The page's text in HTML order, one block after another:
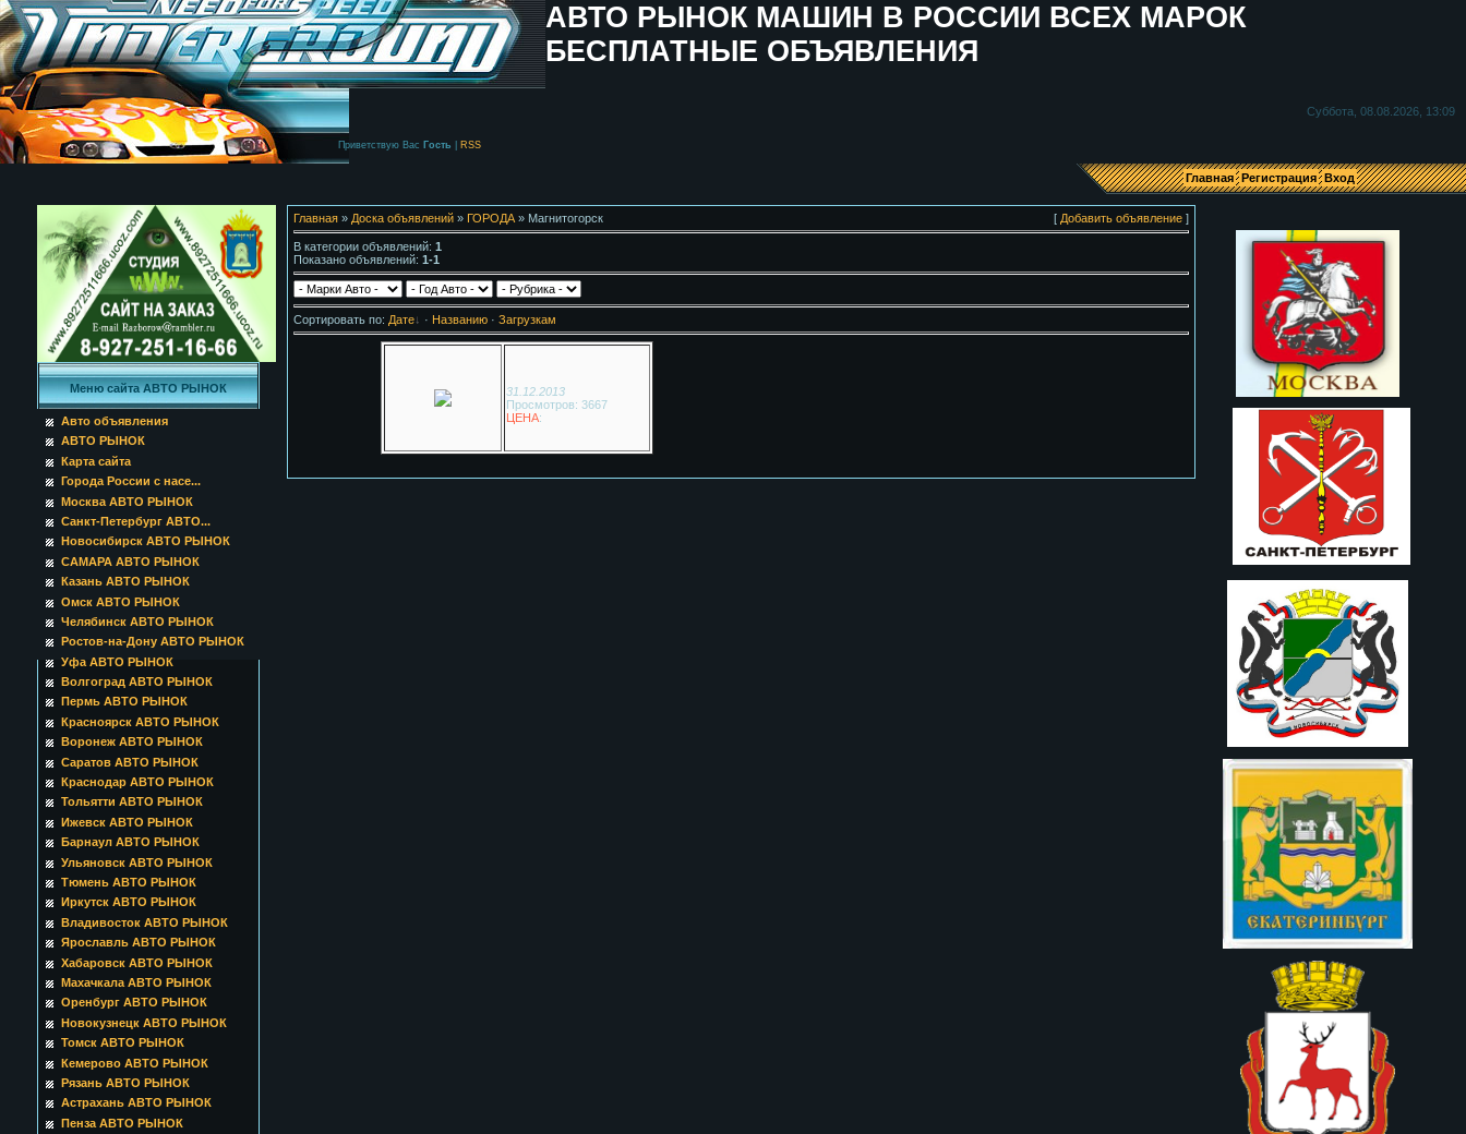
АВТО РЫНОК МАШИН В РОССИИ ВСЕХ МАРОК
БЕСПЛАТНЫЕ ОБЪЯВЛЕНИЯ
Суббота, 08.08.2026, 13:09
Приветствую Вас Гость RSS
Главная Регистрация Вход
Меню сайта АВТО РЫНОК
Авто объявления
АВТО РЫНОК
Карта сайта
Города России с насе...
Москва АВТО РЫНОК
Санкт-Петербург АВТО...
Новосибирск АВТО РЫНОК
САМАРА АВТО РЫНОК
Казань АВТО РЫНОК
Омск АВТО РЫНОК
Челябинск АВТО РЫНОК
Ростов-на-Дону АВТО РЫНОК
Уфа АВТО РЫНОК
Волгоград АВТО РЫНОК
Пермь АВТО РЫНОК
Красноярск АВТО РЫНОК
Воронеж АВТО РЫНОК
Саратов АВТО РЫНОК
Краснодар АВТО РЫНОК
Тольятти АВТО РЫНОК
Ижевск АВТО РЫНОК
Барнаул АВТО РЫНОК
Ульяновск АВТО РЫНОК
Тюмень АВТО РЫНОК
Иркутск АВТО РЫНОК
Владивосток АВТО РЫНОК
Ярославль АВТО РЫНОК
Хабаровск АВТО РЫНОК
Махачкала АВТО РЫНОК
Оренбург АВТО РЫНОК
Новокузнецк АВТО РЫНОК
Томск АВТО РЫНОК
Кемерово АВТО РЫНОК
Рязань АВТО РЫНОК
Астрахань АВТО РЫНОК
Пенза АВТО РЫНОК
Главная » Доска объявлений » ГОРОДА » Магнитогорск [ Добавить объявление ]
В категории объявлений: 1
Показано объявлений: 1-1
Сортировать по: Дате · Названию · Загрузкам
31.12.2013
Просмотров: 3667
ЦЕНА: